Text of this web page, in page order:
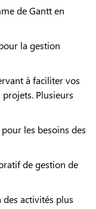
de Gantt en
la gestion
à faciliter vos
Plusieurs
les besoins des
de gestion de
activités plus